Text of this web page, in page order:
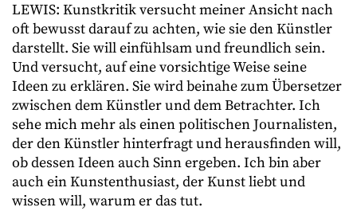
LEWIS: Kunstkritik versucht meiner Ansicht nach
oft bewusst darauf zu achten, wie sie den Künstler
darstellt. Sie will einfühlsam und freundlich sein.
Und versucht, auf eine vorsichtige Weise seine
Ideen zu erklären. Sie wird beinahe zum Übersetzer
zwischen dem Künstler und dem Betrachter. Ich
sehe mich mehr als einen politischen Journalisten,
der den Künstler hinterfragt und herausfinden will,
ob dessen Ideen auch Sinn ergeben. Ich bin aber
auch ein Kunstenthusiast, der Kunst liebt und
wissen will, warum er das tut.